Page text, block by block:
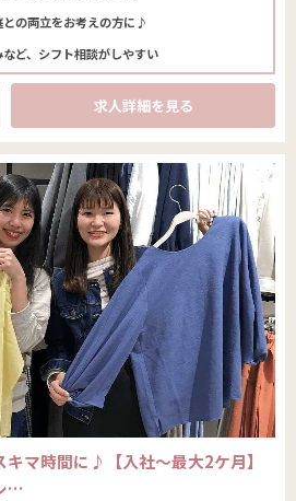
の両立をお考えの方に♪
ど、シフト相談がしやすい
求人詳細を見る
マ時間に♪【入社～最大2ケ月】
…